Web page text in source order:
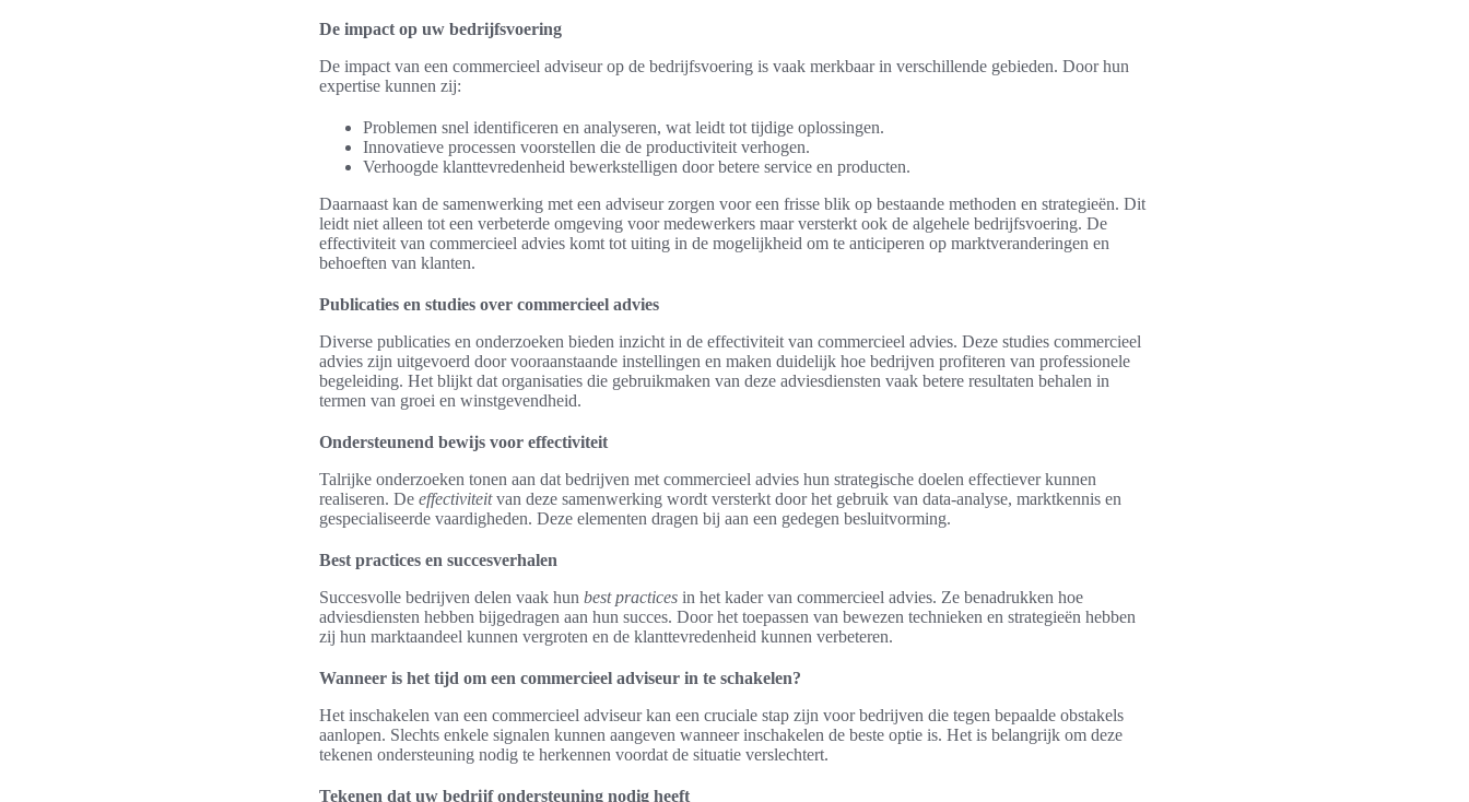
De impact op uw bedrijfsvoering
De impact van een commercieel adviseur op de bedrijfsvoering is vaak merkbaar in verschillende gebieden. Door hun
expertise kunnen zij:
Problemen snel identificeren en analyseren, wat leidt tot tijdige oplossingen.
Innovatieve processen voorstellen die de productiviteit verhogen.
Verhoogde klanttevredenheid bewerkstelligen door betere service en producten.
Daarnaast kan de samenwerking met een adviseur zorgen voor een frisse blik op bestaande methoden en strategieën. Dit
leidt niet alleen tot een verbeterde omgeving voor medewerkers maar versterkt ook de algehele bedrijfsvoering. De
effectiviteit van commercieel advies komt tot uiting in de mogelijkheid om te anticiperen op marktveranderingen en
behoeften van klanten.
Publicaties en studies over commercieel advies
Diverse publicaties en onderzoeken bieden inzicht in de effectiviteit van commercieel advies. Deze studies commercieel
advies zijn uitgevoerd door vooraanstaande instellingen en maken duidelijk hoe bedrijven profiteren van professionele
begeleiding. Het blijkt dat organisaties die gebruikmaken van deze adviesdiensten vaak betere resultaten behalen in
termen van groei en winstgevendheid.
Ondersteunend bewijs voor effectiviteit
Talrijke onderzoeken tonen aan dat bedrijven met commercieel advies hun strategische doelen effectiever kunnen
realiseren. De effectiviteitvan deze samenwerking wordt versterkt door het gebruik van data-analyse, marktkennis en
gespecialiseerde vaardigheden. Deze elementen dragen bij aan een gedegen besluitvorming.
Best practices en succesverhalen
Succesvolle bedrijven delen vaak hun best practices in het kader van commercieel advies. Ze benadrukken hoe
adviesdiensten hebben bijgedragen aan hun succes. Door het toepassen van bewezen technieken en strategieën hebben
zij hun marktaandeel kunnen vergroten en de klanttevredenheid kunnen verbeteren.
Wanneer is het tijd om een commercieel adviseur in te schakelen?
Het inschakelen van een commercieel adviseur kan een cruciale stap zijn voor bedrijven die tegen bepaalde obstakels
aanlopen. Slechts enkele signalen kunnen aangeven wanneer inschakelen de beste optie is. Het is belangrijk om deze
tekenen ondersteuning nodig te herkennen voordat de situatie verslechtert.
Tekenen dat uw bedrijf ondersteuning nodig heeft